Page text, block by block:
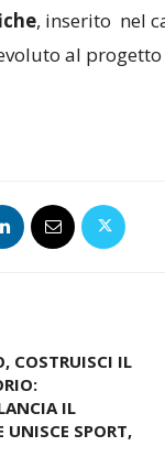
, inserito nel
al progetto
COSTRUISCI IL
IL
UNISCE SPORT,